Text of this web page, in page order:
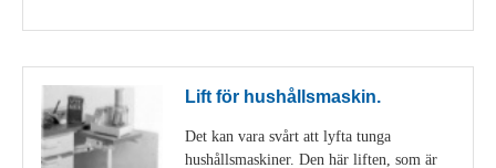
Lift för hushållsmaskin.
Det kan vara svårt att lyfta tunga
hushållsmaskiner. Den här liften, som är